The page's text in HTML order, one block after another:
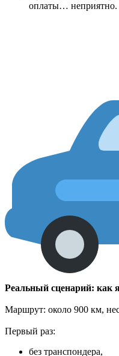
оплаты… неприятно.
Реальный сценарий: как
Маршрут: около 900 км,
Первый раз:
без транспондера,